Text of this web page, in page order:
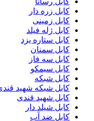
کابل زره دار
کابل زمینی
کابل ژله فیلد
کابل ستاره یزد
کابل سمنان
کابل سه فاز
کابل سیمکو
کابل شبکه
کابل شبکه شهید
کابل شهید قندی
کابل شیلد دار
کابل ضد آب